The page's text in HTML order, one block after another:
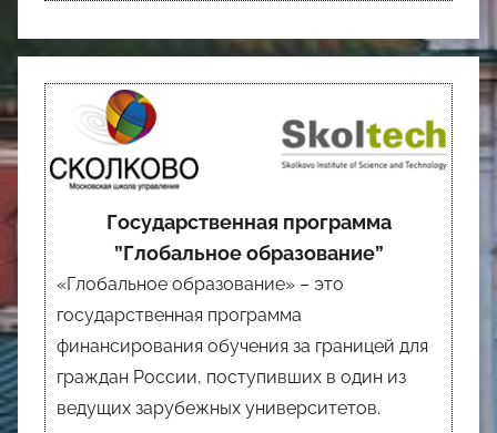
Государственная программа
”Глобальное образование”
«Глобальное образование» – это
государственная программа
финансирования обучения за границей для
граждан России, поступивших в один из
ведущих зарубежных университетов.